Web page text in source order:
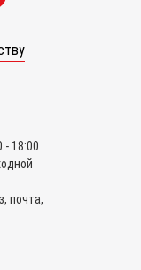
- 18:00
почта,